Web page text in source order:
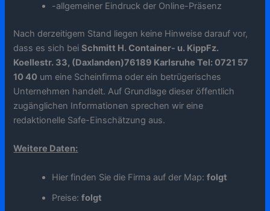
-allgemeiner Eindruck der Online-Präsenz
Nach derzeitigem Stand liegen keine Hinweise darauf vor,
dass es sich bei Schmitt H. Container- u. KippFz.
Koellestr. 33, (Daxlanden)76189 Karlsruhe Tel: 0721 57
10 40 um eine Scheinfirma oder ein betrügerisches
Unternehmen handelt. Auf Grundlage dieser öffentlich
zugänglichen Informationen sprechen wir eine
redaktionelle Safe-Einschätzung aus.
Weitere Daten:
Hier finden Sie die Firma auf der Map:folgt
Preise:folgt